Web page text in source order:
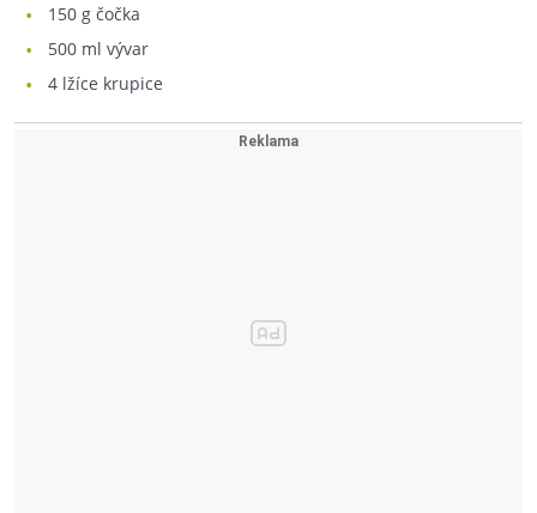
150 g čočka
500 ml vývar
4 lžíce krupice